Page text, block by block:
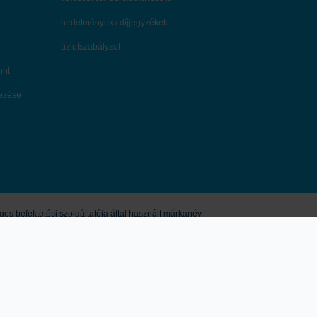
hirdetmények / díjjegyzékek
üzletszabályzat
befektetési szolgáltatója által használt márkanév.